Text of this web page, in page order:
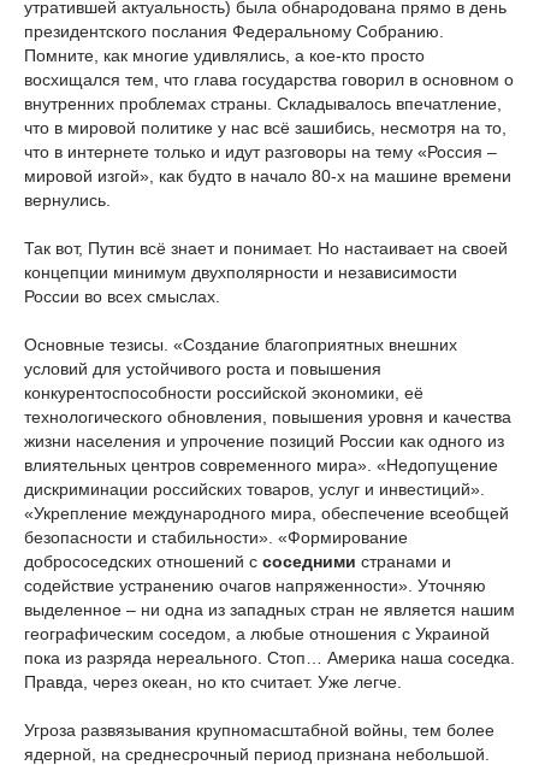
утратившей актуальность) была обнародована прямо в день
президентского послания Федеральному Собранию.
Помните, как многие удивлялись, а кое-кто просто
восхищался тем, что глава государства говорил в основном о
внутренних проблемах страны. Складывалось впечатление,
что в мировой политике у нас всё зашибись, несмотря на то,
что в интернете только и идут разговоры на тему «Россия –
мировой изгой», как будто в начало 80-х на машине времени
вернулись.
Так вот, Путин всё знает и понимает. Но настаивает на своей
концепции минимум двухполярности и независимости
России во всех смыслах.
Основные тезисы. «Создание благоприятных внешних
условий для устойчивого роста и повышения
конкурентоспособности российской экономики, её
технологического обновления, повышения уровня и качества
жизни населения и упрочение позиций России как одного из
влиятельных центров современного мира». «Недопущение
дискриминации российских товаров, услуг и инвестиций».
«Укрепление международного мира, обеспечение всеобщей
безопасности и стабильности». «Формирование
добрососедских отношений с соседними странами и
содействие устранению очагов напряженности». Уточняю
выделенное – ни одна из западных стран не является нашим
географическим соседом, а любые отношения с Украиной
пока из разряда нереального. Стоп… Америка наша соседка.
Правда, через океан, но кто считает. Уже легче.
Угроза развязывания крупномасштабной войны, тем более
ядерной, на среднесрочный период признана небольшой.